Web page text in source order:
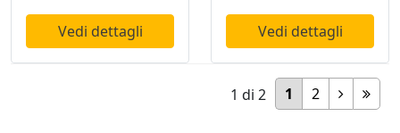
Vedi dettagli Vedi dettagli
1 2
1 di 2